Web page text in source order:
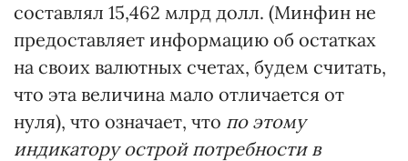
составлял 15,462 млрд долл. (Минфин не
предоставляет информацию об остатках
на своих валютных счетах, будем считать,
что эта величина мало отличается от
нуля), что означает, что по этому
индикатору острой потребности в